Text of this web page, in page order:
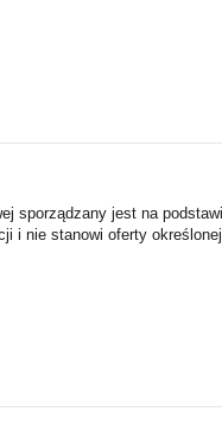
sporządzany jest na
i nie stanowi oferty